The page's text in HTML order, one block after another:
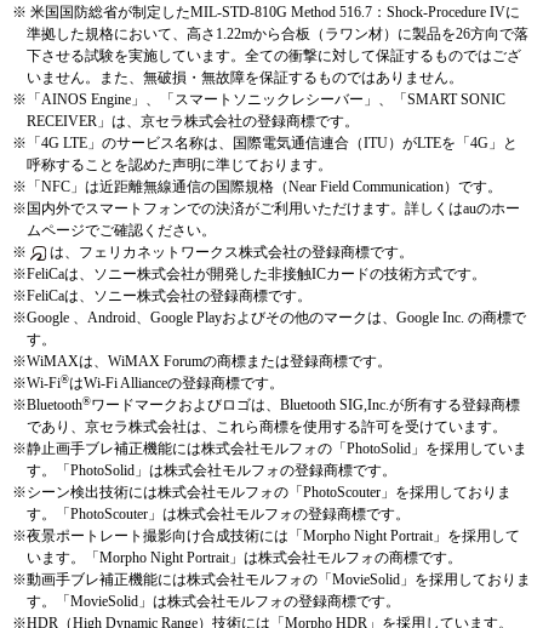
※ 米国国防総省が制定したMIL-STD-810G Method 516.7：Shock-Procedure IVに
準拠した規格において、高さ1.22mから合板（ラワン材）に製品を26方向で落
下させる試験を実施しています。全ての衝撃に対して保証するものではござ
いません。また、無破損・無故障を保証するものではありません。
※ 「AINOS Engine」、「スマートソニックレシーバー」、「SMART SONIC
RECEIVER」は、京セラ株式会社の登録商標です。
※ 「4G LTE」のサービス名称は、国際電気通信連合（ITU）がLTEを「4G」と
呼称することを認めた声明に準じております。
※ 「NFC」は近距離無線通信の国際規格（Near Field Communication）です。
※ 国内外でスマートフォンでの決済がご利用いただけます。詳しくはauのホー
ムページでご確認ください。
※
は、フェリカネットワークス株式会社の登録商標です。
※FeliCaは、ソニー株式会社が開発した非接触ICカードの技術方式です。
※FeliCaは、ソニー株式会社の登録商標です。
※Google 、Android、Google Playおよびその他のマークは、Google Inc. の商標で
す。
※WiMAXは、WiMAX Forumの商標または登録商標です。
※Wi-Fi®はWi-Fi Allianceの登録商標です。
※Bluetooth®ワードマークおよびロゴは、Bluetooth SIG,Inc.が所有する登録商標
であり、京セラ株式会社は、これら商標を使用する許可を受けています。
※静止画手ブレ補正機能には株式会社モルフォの「PhotoSolid」を採用していま
す。「PhotoSolid」は株式会社モルフォの登録商標です。
※シーン検出技術には株式会社モルフォの「PhotoScouter」を採用しておりま
す。「PhotoScouter」は株式会社モルフォの登録商標です。
※夜景ポートレート撮影向け合成技術には「Morpho Night Portrait」を採用して
います。「Morpho Night Portrait」は株式会社モルフォの商標です。
※動画手ブレ補正機能には株式会社モルフォの「MovieSolid」を採用しておりま
す。「MovieSolid」は株式会社モルフォの登録商標です。
※HDR（High Dynamic Range）技術には「Morpho HDR」を採用しています。